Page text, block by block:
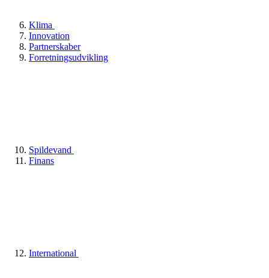
Klima
Innovation
Partnerskaber
Forretningsudvikling
Spildevand
Finans
International